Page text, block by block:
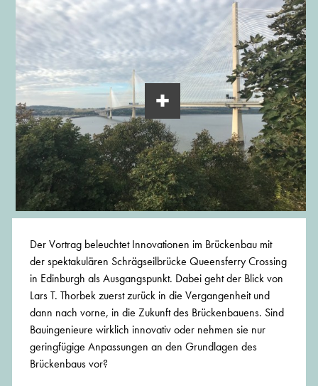
Der Vortrag beleuchtet Innovationen im Brückenbau mit
der spektakulären Schrägseilbrücke Queensferry Crossing
in Edinburgh als Ausgangspunkt. Dabei geht der Blick von
Lars T. Thorbek zuerst zurück in die Vergangenheit und
dann nach vorne, in die Zukunft des Brückenbauens. Sind
Bauingenieure wirklich innovativ oder nehmen sie nur
geringfügige Anpassungen an den Grundlagen des
Brückenbaus vor?